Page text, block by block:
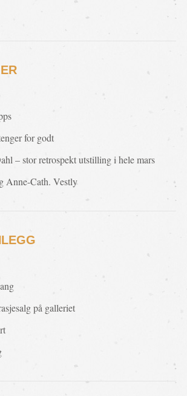
for godt
– stor retrospekt utstilling i hele mars
Anne-Cath. Vestly
på galleriet